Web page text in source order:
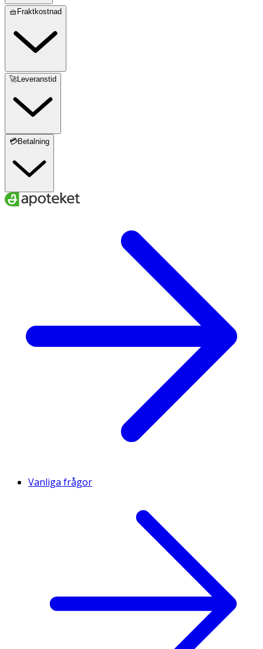
🧺Fraktkostnad
🚀Leveranstid
💳Betalning
Vanliga frågor